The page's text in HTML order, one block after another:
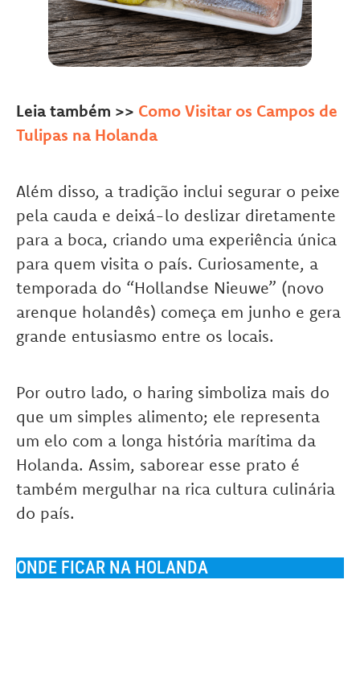
Leia também >> Como Visitar os Campos de
Tulipas na Holanda
Além disso, a tradição inclui segurar o peixe
pela cauda e deixá-lo deslizar diretamente
para a boca, criando uma experiência única
para quem visita o país. Curiosamente, a
temporada do “Hollandse Nieuwe” (novo
arenque holandês) começa em junho e gera
grande entusiasmo entre os locais.
Por outro lado, o haring simboliza mais do
que um simples alimento; ele representa
um elo com a longa história marítima da
Holanda. Assim, saborear esse prato é
também mergulhar na rica cultura culinária
do país.
ONDE FICAR NA HOLANDA